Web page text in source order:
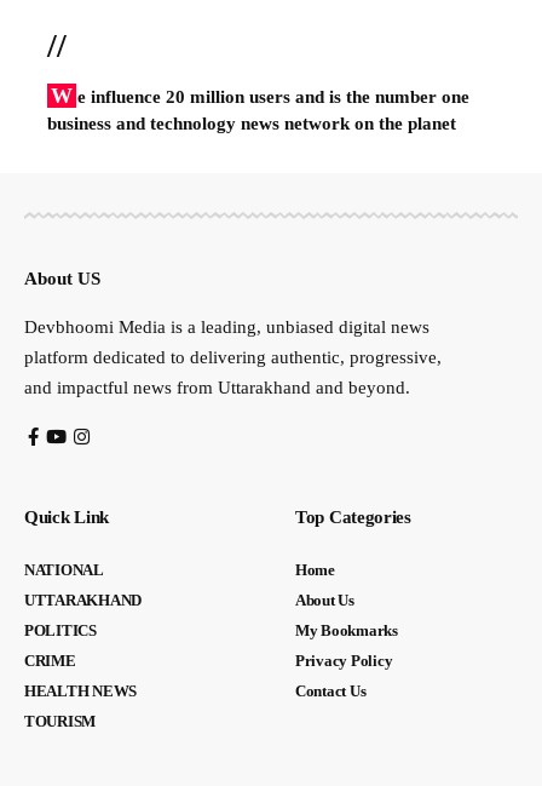
//
W e influence 20 million users and is the number one
business and technology news network on the planet
About US
Devbhoomi Media is a leading, unbiased digital news
platform dedicated to delivering authentic, progressive,
and impactful news from Uttarakhand and beyond.
Quick Link
NATIONAL
UTTARAKHAND
POLITICS
CRIME
HEALTH NEWS
TOURISM
Top Categories
Home
About Us
My Bookmarks
Privacy Policy
Contact Us